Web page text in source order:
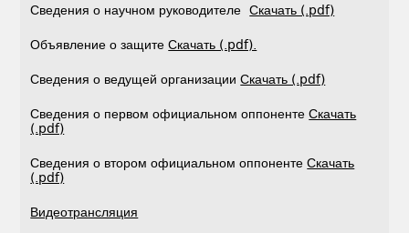
Сведения о научном руководителеСкачать (.pdf)
Объявление о защитеСкачать (.pdf).
Сведения о ведущей организацииСкачать (.pdf)
Сведения о первом официальном оппонентеСкачать
(.pdf)
Сведения о втором официальном оппонентеСкачать
(.pdf)
Видеотрансляция